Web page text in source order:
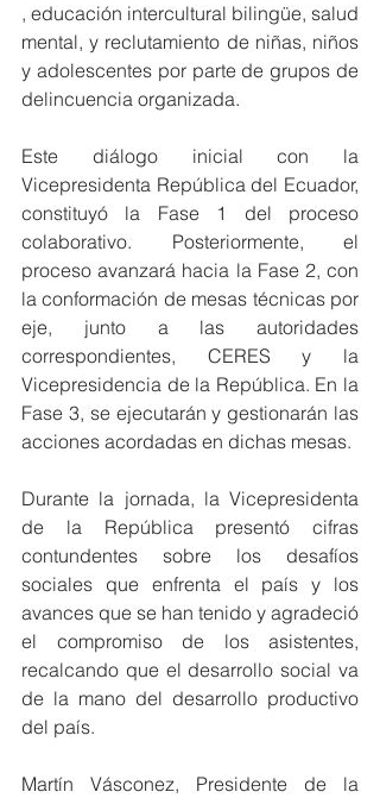
, educación intercultural bilingüe, salud
mental, y reclutamiento de niñas, niños
y adolescentes por parte de grupos de
delincuencia organizada.
Este diálogo inicial con la
Vicepresidenta República del Ecuador,
constituyó la Fase 1 del proceso
colaborativo. Posteriormente, el
proceso avanzará hacia la Fase 2, con
la conformación de mesas técnicas por
eje, junto a las autoridades
correspondientes, CERES y la
Vicepresidencia de la República. En la
Fase 3, se ejecutarán y gestionarán las
acciones acordadas en dichas mesas.
Durante la jornada, la Vicepresidenta
de la República presentó cifras
contundentes sobre los desafíos
sociales que enfrenta el país y los
avances que se han tenido y agradeció
el compromiso de los asistentes,
recalcando que el desarrollo social va
de la mano del desarrollo productivo
del país.
Martín Vásconez, Presidente de la